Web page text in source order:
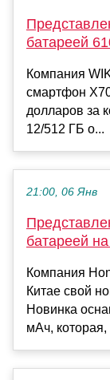
батареей
Компания
смартфон
долларов за
12/512 ГБ о...
21:00, 06 Янв
батареей
Компания
Китае свой
Новинка
мАч, которая,